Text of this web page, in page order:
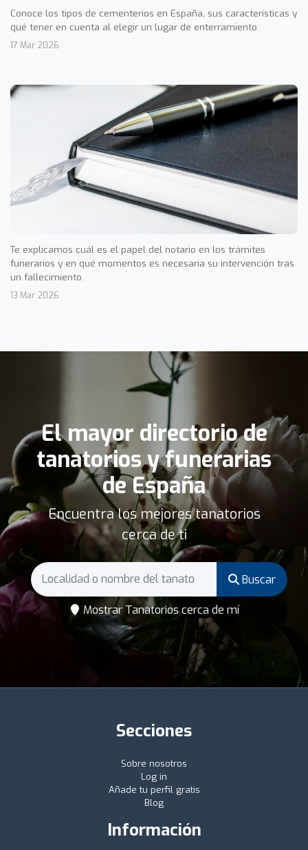
Conoce los tipos de cementerios en España, sus características y
qué tener en cuenta al elegir un lugar de enterramiento.
17 Mar 2026
Te explicamos cuál es el papel del notario en los trámites
funerarios y en qué momentos es necesaria su intervención tras
un fallecimiento.
13 Mar 2026
El mayor directorio de
tanatorios y funerarias
de España
Encuentra los mejores tanatorios
cerca de ti
Buscar
Mostrar Tanatorios cerca de mí
Secciones
Sobre nosotros
Log in
Añade tu perfil gratis
Blog
Información